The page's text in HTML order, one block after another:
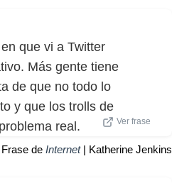
que vi a Twitter
Más gente tiene
de que no todo lo
y que los trolls de
real.
Ver frase
Frase de Internet| Katherine Jenkins